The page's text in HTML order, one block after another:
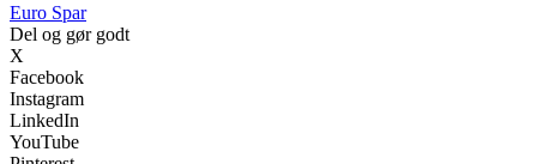
Euro Spar
Del og gør godt
X
Facebook
Instagram
LinkedIn
YouTube